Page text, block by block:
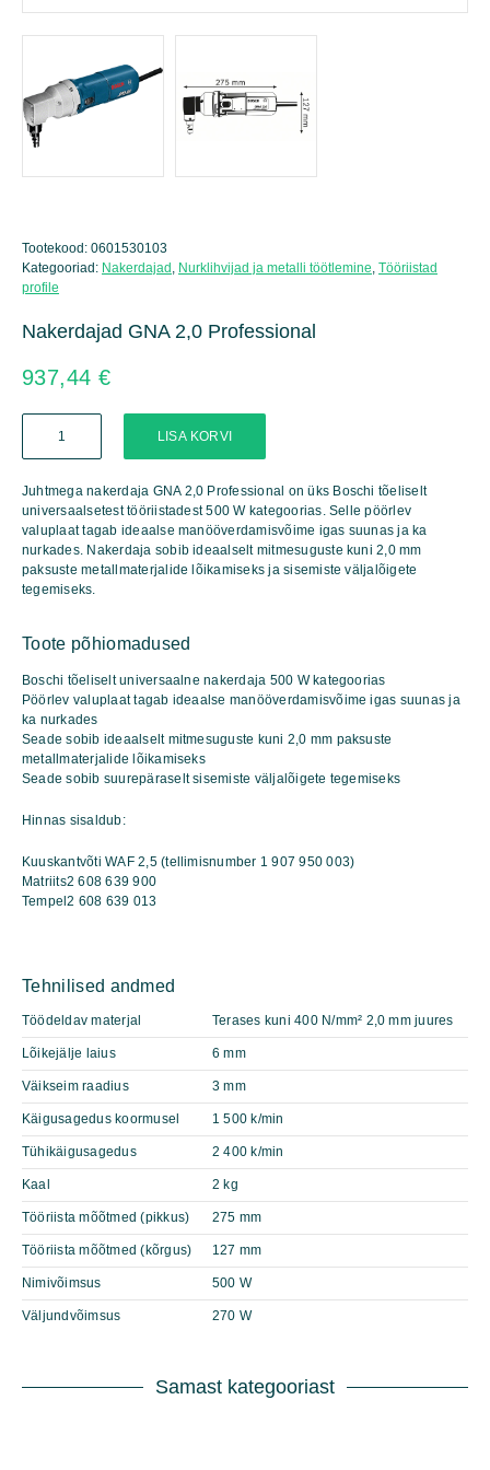
Tootekood: 0601530103
Kategooriad: Nakerdajad Nurklihvijad ja metalli töötlemine Tööriistad
profile
Nakerdajad GNA 2,0 Professional
937,44 €
2,0
kogus
LISA KORVI
Juhtmega nakerdaja GNA 2,0 Professional on üks Boschi tõeliselt
universaalsetest tööriistadest 500 W kategoorias. Selle pöörlev
valuplaat tagab ideaalse manööverdamisvõime igas suunas ja ka
nurkades. Nakerdaja sobib ideaalselt mitmesuguste kuni 2,0 mm
paksuste metallmaterjalide lõikamiseks ja sisemiste väljalõigete
tegemiseks.
Toote põhiomadused
Boschi tõeliselt universaalne nakerdaja 500 W kategoorias
Pöörlev valuplaat tagab ideaalse manööverdamisvõime igas suunas ja
ka nurkades
Seade sobib ideaalselt mitmesuguste kuni 2,0 mm paksuste
metallmaterjalide lõikamiseks
Seade sobib suurepäraselt sisemiste väljalõigete tegemiseks
Hinnas sisaldub:
Kuuskantvõti WAF 2,5 (tellimisnumber 1 907 950 003)
Matriits2 608 639 900
Tempel2 608 639 013
Tehnilised andmed
Töödeldav materjal Terases kuni 400 N/mm² 2,0 mm juures
Lõikejälje laius 6 mm
Väikseim raadius 3 mm
Käigusagedus koormusel 1 500 k/min
Tühikäigusagedus 2 400 k/min
Kaal 2 kg
Tööriista mõõtmed (pikkus) 275 mm
Tööriista mõõtmed (kõrgus) 127 mm
Nimivõimsus 500 W
Väljundvõimsus 270 W
Samast kategooriast